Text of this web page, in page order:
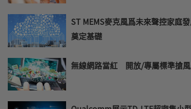
ST MEMS麥克風爲未來聲控家庭
奠定基礎
無線網路當紅 開放/專屬標準搶